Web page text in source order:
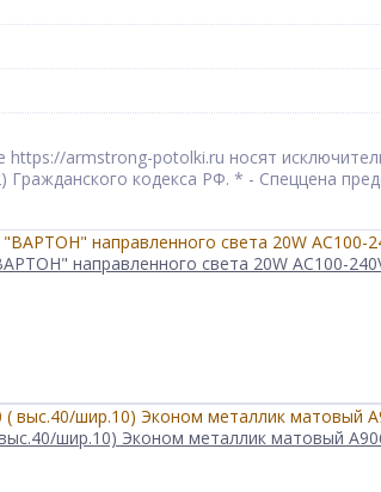
https://armstrong-potolki.ru носят
Гражданского кодекса РФ. * - Спеццена
направленного света 20W AC100-
шир.10) Эконом металлик матовый